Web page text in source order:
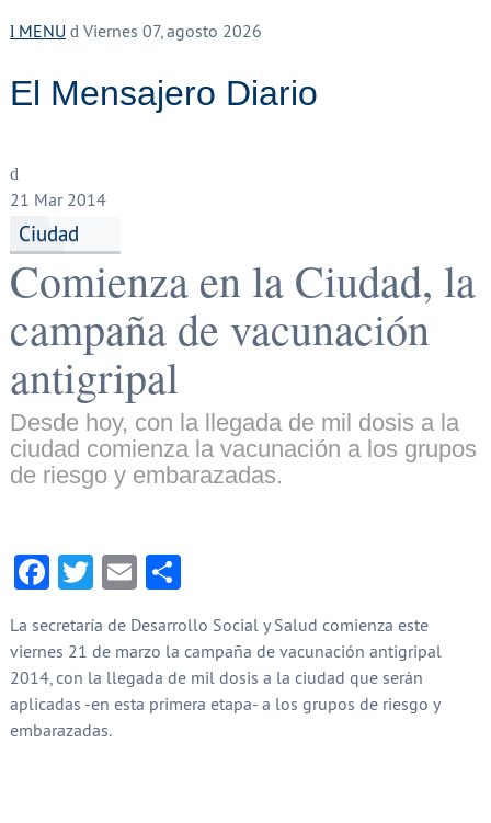
MENU Viernes 07, agosto 2026
El Mensajero Diario
21 Mar 2014
Ciudad
Comienza en la Ciudad, la
campaña de vacunación
antigripal
Desde hoy, con la llegada de mil dosis a la
ciudad comienza la vacunación a los grupos
de riesgo y embarazadas.
Facebook
Twitter
EmailCompartir
La secretaría de Desarrollo Social y Salud comienza este
viernes 21 de marzo la campaña de vacunación antigripal
2014, con la llegada de mil dosis a la ciudad que serán
aplicadas -en esta primera etapa- a los grupos de riesgo y
embarazadas.